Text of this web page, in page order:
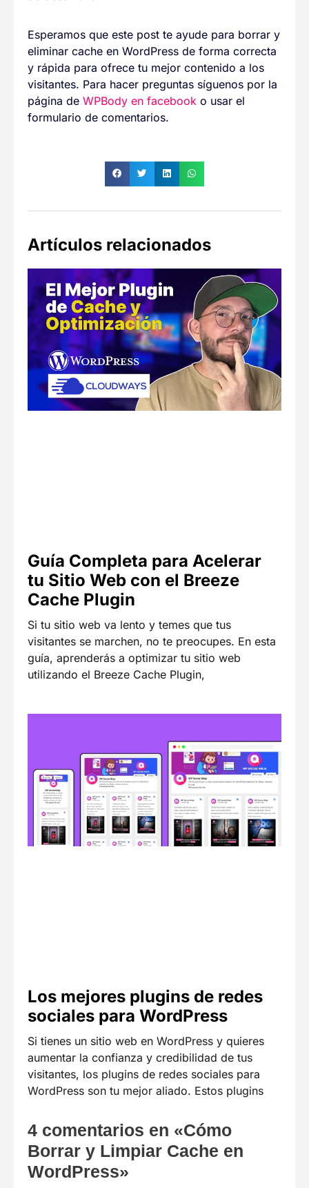
Esperamos que este post te ayude para borrar y
eliminar cache en WordPress de forma correcta
y rápida para ofrece tu mejor contenido a los
visitantes. Para hacer preguntas síguenos por la
página deWPBody en facebook o usar el
formulario de comentarios.
Artículos relacionados
Guía Completa para Acelerar
tu Sitio Web con el Breeze
Cache Plugin
Si tu sitio web va lento y temes que tus
visitantes se marchen, no te preocupes. En esta
guía, aprenderás a optimizar tu sitio web
utilizando el Breeze Cache Plugin,
Los mejores plugins de redes
sociales para WordPress
Si tienes un sitio web en WordPress y quieres
aumentar la confianza y credibilidad de tus
visitantes, los plugins de redes sociales para
WordPress son tu mejor aliado. Estos plugins
4 comentarios en «Cómo
Borrar y Limpiar Cache en
WordPress»